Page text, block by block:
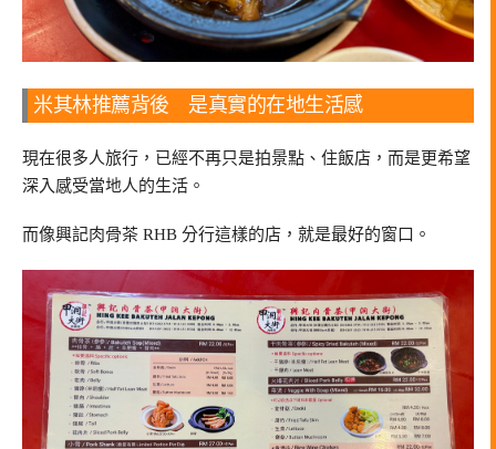
米其林推薦背後 是真實的在地生活感
現在很多人旅行，已經不再只是拍景點、住飯店，而是更希望
深入感受當地人的生活。
而像興記肉骨茶 RHB 分行這樣的店，就是最好的窗口。